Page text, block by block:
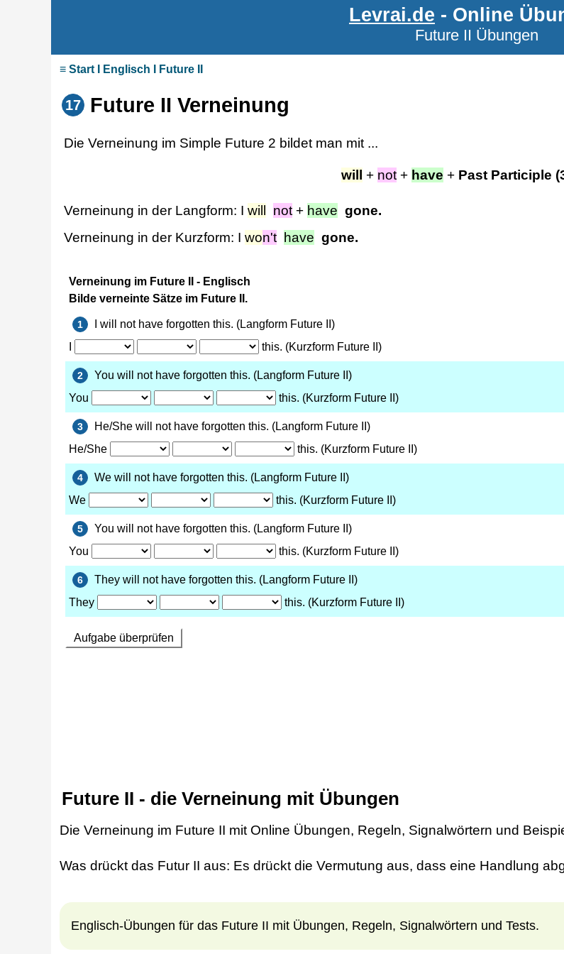
Levrai.de - Online
Future II Übungen
≡ Start I Englisch I Future II
17 Future II Verneinung
Die Verneinung im Simple Future 2 bildet man mit ...
will + not+ have + Past Participle
Verneinung in der Langform: I will not+ have gone.
Verneinung in der Kurzform: I won't have gone.
Future II - die Verneinung mit Übungen
Die Verneinung im Future II mit Online Übungen, Regeln, Signalwörtern und
Was drückt das Futur II aus: Es drückt die Vermutung aus, dass eine Handlung
Englisch-Übungen für das Future II mit Übungen, Regeln, Signalwörtern und Tests.